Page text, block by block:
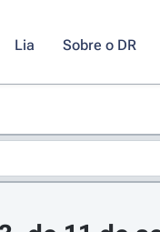
Lia Sobre o DR